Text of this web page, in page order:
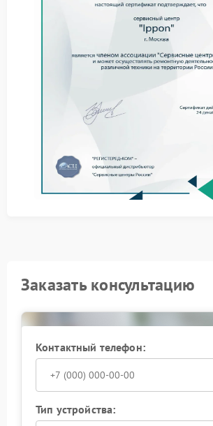
убедиться в отсутствии перегрузки.
Такие шаги иногда позволяют
Когда нужен ремонт
работают хаотично, требуется
Причина может быть связана с
или элементами индикации.
Обращение в сервис
Сервис Ippon позволяет точно
и вернуть устройству нормальную
Ippon, где есть опыт работы с такими
Это снижает риск повторного
и продлевает срок службы
Исправная индикация делает работу
понятной и безопасной, поэтому при
признаках неисправности лучше не
решением.
Заказать консультацию
Контактный телефон:
Тип устройства: